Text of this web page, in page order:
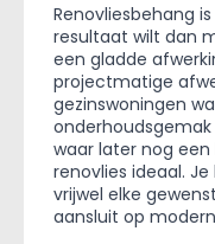
Renovliesbehang
resultaat wilt dan
een gladde
projectmatige
gezinswoningen
onderhoudsgemak
waar later nog
renovlies ideaal.
vrijwel elke
aansluit op